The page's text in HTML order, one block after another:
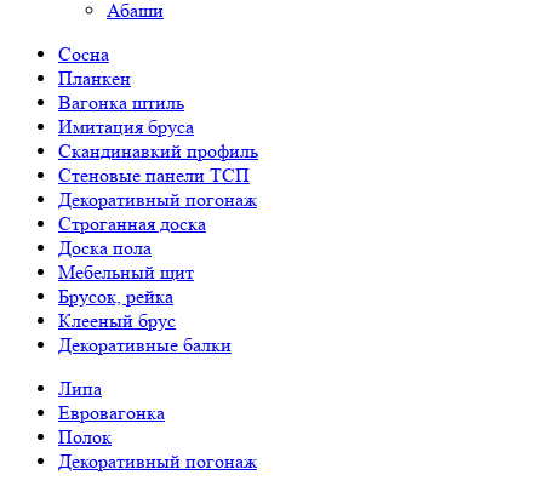
Абаши
Сосна
Планкен
Вагонка штиль
Имитация бруса
Скандинавкий профиль
Стеновые панели ТСП
Декоративный погонаж
Строганная доска
Доска пола
Мебельный щит
Брусок, рейка
Клееный брус
Декоративные балки
Липа
Евровагонка
Полок
Декоративный погонаж